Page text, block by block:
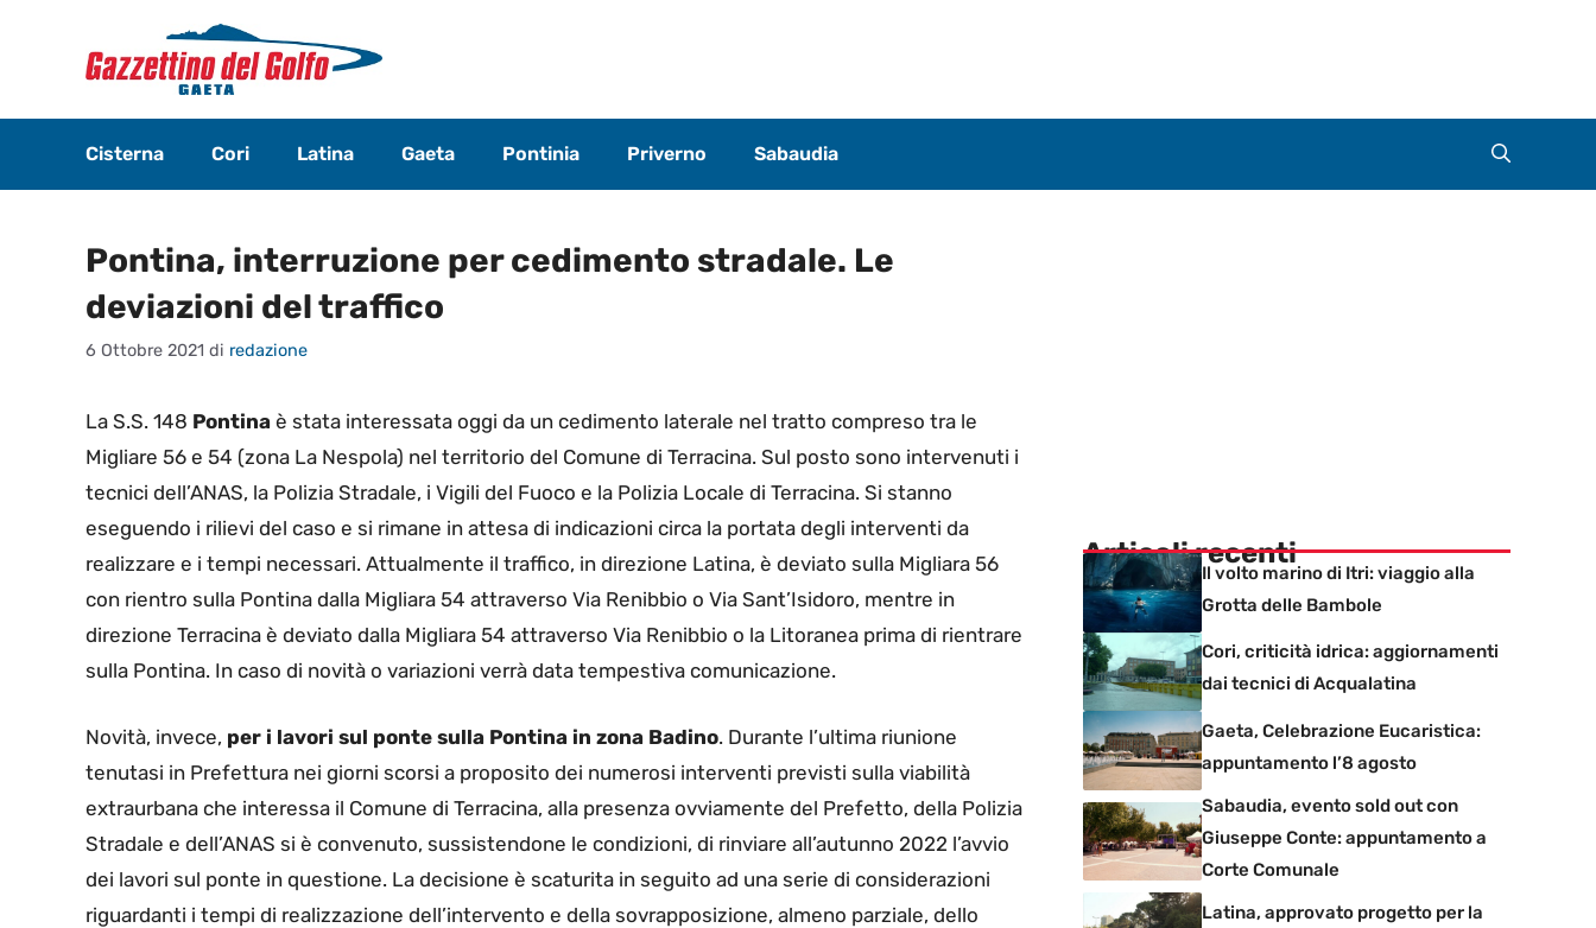
contenuto
Cisterna Cori Latina Gaeta Pontinia Priverno Sabaudia
Pontina, interruzione per cedimento stradale. Le
deviazioni del traffico
6 Ottobre 2021 di redazione
La S.S. 148 Pontina è stata interessata oggi da un cedimento laterale nel tratto compreso tra le
Migliare 56 e 54 (zona La Nespola) nel territorio del Comune di Terracina. Sul posto sono intervenuti i
tecnici dell’ANAS, la Polizia Stradale, i Vigili del Fuoco e la Polizia Locale di Terracina. Si stanno
eseguendo i rilievi del caso e si rimane in attesa di indicazioni circa la portata degli interventi da
realizzare e i tempi necessari. Attualmente il traffico, in direzione Latina, è deviato sulla Migliara 56
con rientro sulla Pontina dalla Migliara 54 attraverso Via Renibbio o Via Sant’Isidoro, mentre in
direzione Terracina è deviato dalla Migliara 54 attraverso Via Renibbio o la Litoranea prima di rientrare
sulla Pontina. In caso di novità o variazioni verrà data tempestiva comunicazione.
Novità, invece, per i lavori sul ponte sulla Pontina in zona Badino. Durante l’ultima riunione
tenutasi in Prefettura nei giorni scorsi a proposito dei numerosi interventi previsti sulla viabilità
extraurbana che interessa il Comune di Terracina, alla presenza ovviamente del Prefetto, della Polizia
Stradale e dell’ANAS si è convenuto, sussistendone le condizioni, di rinviare all’autunno 2022 l’avvio
dei lavori sul ponte in questione. La decisione è scaturita in seguito ad una serie di considerazioni
riguardanti i tempi di realizzazione dell’intervento e della sovrapposizione, almeno parziale, dello
Articoli recenti
Il volto marino di Itri: viaggio alla
Grotta delle Bambole
Cori, criticità idrica: aggiornamenti
dai tecnici di Acqualatina
Gaeta, Celebrazione Eucaristica:
appuntamento l’8 agosto
Sabaudia, evento sold out con
Giuseppe Conte: appuntamento a
Corte Comunale
Latina, approvato progetto per la